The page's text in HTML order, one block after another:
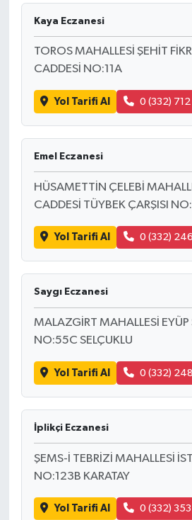
Kaya Eczanesi
TOROS MAHALLESİ ŞEHİT
CADDESİ NO:11A
Yol Tarifi Al 0 (332)
Emel Eczanesi
HÜSAMETTİN ÇELEBİ
CADDESİ TÜYBEK ÇARŞISI
Yol Tarifi Al 0 (332)
Saygı Eczanesi
MALAZGİRT MAHALLESİ EYÜP
NO:55C SELÇUKLU
Yol Tarifi Al 0 (332)
İplikçi Eczanesi
ŞEMS-İ TEBRİZİ MAHALLESİ
NO:123B KARATAY
Yol Tarifi Al 0 (332)
YEREL YÖNETİM
MEDYA
SEÇİM 2011
Yemek
SİVİL TOPLUM
SEÇİM 2014
KİM KİMDİR
ÇEK GÖNDER
KİTAP
OTOMOBİL